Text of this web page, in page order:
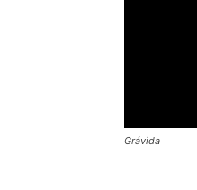
Grávida